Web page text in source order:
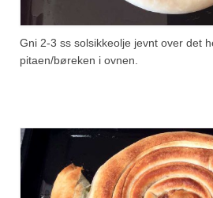
Gni 2-3 ss solsikkeolje jevnt over det
pitaen/børeken i ovnen.